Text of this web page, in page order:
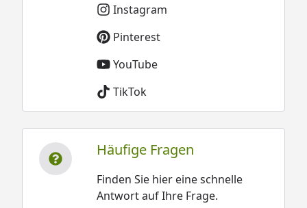
Instagram
Pinterest
YouTube
TikTok
Häufige Fragen
Finden Sie hier eine schnelle
Antwort auf Ihre Frage.